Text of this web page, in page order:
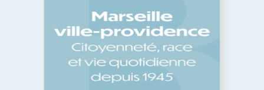
Marseille ville-providence
L’histoire des liens entre citoyenneté et logement
à Marseille, par une historienne américaine. Un
regard acéré sur le post-colonial, les
redéfinitions du projet impérial français, les